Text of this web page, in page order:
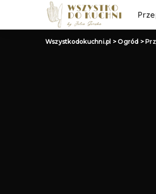
Wegetariańskie
Wegańskie
Klasyczny obiad
Wszystkodokuchni.pl >Ogród >